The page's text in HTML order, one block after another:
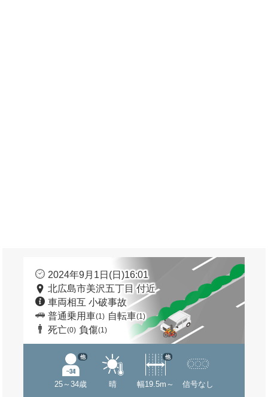
2024年9月1日(日)16:01
北広島市美沢五丁目 付近
車両相互 小破事故
普通乗用車(1) 自転車(1)
死亡(0) 負傷(1)
25～34歳
他
晴 幅19.5m～
他
信号なし